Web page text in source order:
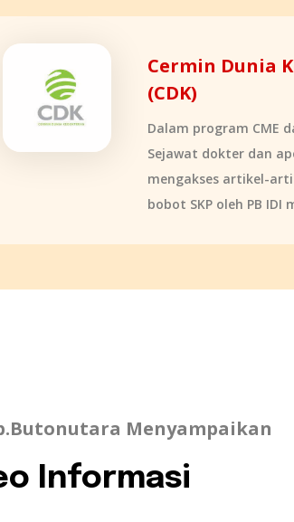
Cermin Dunia
(CDK)
Dalam program CME
Sejawat dokter dan
mengakses artikel-
bobot SKP oleh PB IDI
Menyampaikan
Informasi